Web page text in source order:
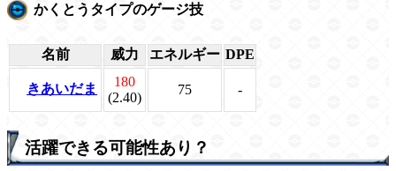
かくとうタイプのゲージ技
名前 威力 エネルギー DPE
きあいだま
180
(2.40)
75 -
活躍できる可能性あり？